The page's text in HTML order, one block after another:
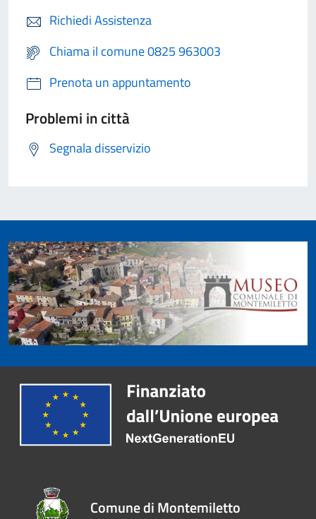
Richiedi Assistenza
Chiama il comune 0825 963003
Prenota un appuntamento
Problemi in città
Segnala disservizio
Comune di Montemiletto